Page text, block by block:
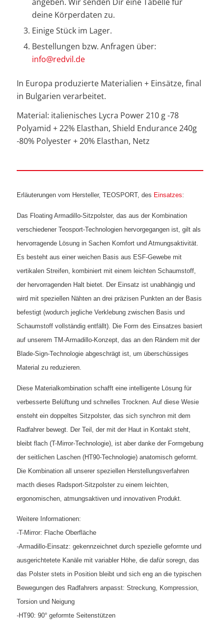
deine Körperdaten zu.
Einige Stück im Lager.
Bestellungen bzw. Anfragen über:
info@redvil.de
In Europa produzierte Materialien + Einsätze, final
in Bulgarien verarbeitet.
Material: italienisches Lycra Power 210 g -78
Polyamid + 22% Elasthan, Shield Endurance 240g
-80% Polyester + 20% Elasthan, Netz
Erläuterungen vom Hersteller, TEOSPORT, des Einsatzes:
Das Floating Armadillo-Sitzpolster, das aus der Kombination
verschiedener Teosport-Technologien hervorgegangen ist, gilt als
hervorragende Lösung in Sachen Komfort und Atmungsaktivität.
Es besteht aus einer weichen Basis aus ESF-Gewebe mit
vertikalen Streifen, kombiniert mit einem leichten Schaumstoff,
der hervorragenden Halt bietet. Der Einsatz ist unabhängig und
wird mit speziellen Nähten an drei präzisen Punkten an der Basis
befestigt (wodurch jegliche Verklebung zwischen Basis und
Schaumstoff vollständig entfällt). Die Form des Einsatzes basiert
auf unserem TM-Armadillo-Konzept, das an den Rändern mit der
Blade-Sign-Technologie abgeschrägt ist, um überschüssiges
Material zu reduzieren.
Diese Materialkombination schafft eine intelligente Lösung für
verbesserte Belüftung und schnelles Trocknen. Auf diese Wesie
ensteht ein doppeltes Sitzpolster, das sich synchron mit dem
Radfahrer bewegt. Der Teil, der mit der Haut in Kontakt steht,
bleibt flach (T-Mirror-Technologie), ist aber danke der Formgebung
der seitlichen Laschen (HT90-Technologie) anatomisch geformt.
Die Kombination all unserer speziellen Herstellungsverfahren
macth dieses Radsport-Sitzpolster zu einem leichten,
ergonomischen, atmungsaktiven und innovativen Produkt.
Weitere Informationen:
-T-Mirror: Flache Oberfläche
-Armadillo-Einsatz: gekennzeichnet durch spezielle geformte und
ausgerichtetete Kanäle mit variabler Höhe, die dafür soregn, das
das Polster stets in Position bleibt und sich eng an die typischen
Bewegungen des Radfahrers anpasst: Streckung, Kompression,
Torsion und Neigung
-HT90: 90° geformte Seitenstützen